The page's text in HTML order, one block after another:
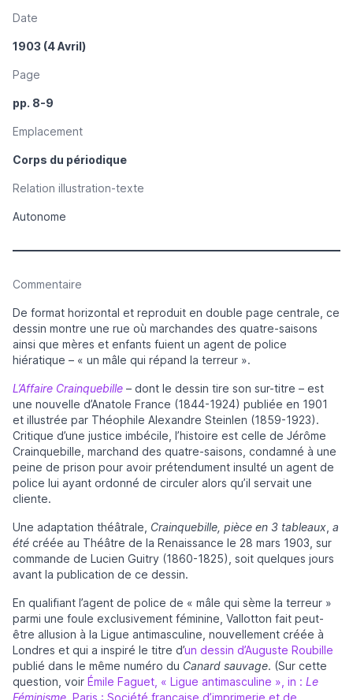
Date
1903 (4 Avril)
Page
pp. 8-9
Emplacement
Corps du périodique
Relation illustration-texte
Autonome
Commentaire
De format horizontal et reproduit en double page centrale, ce
dessin montre une rue où marchandes des quatre-saisons
ainsi que mères et enfants fuient un agent de police
hiératique – « un mâle qui répand la terreur ».
L’Affaire Crainquebille – dont le dessin tire son sur-titre – est
une nouvelle d’Anatole France (1844-1924) publiée en 1901
et illustrée par Théophile Alexandre Steinlen (1859-1923).
Critique d’une justice imbécile, l’histoire est celle de Jérôme
Crainquebille, marchand des quatre-saisons, condamné à une
peine de prison pour avoir prétendument insulté un agent de
police lui ayant ordonné de circuler alors qu’il servait une
cliente.
Une adaptation théâtrale, Crainquebille, pièce en 3 tableaux a
été créée au Théâtre de la Renaissance le 28 mars 1903, sur
commande de Lucien Guitry (1860-1825), soit quelques jours
avant la publication de ce dessin.
En qualifiant l’agent de police de « mâle qui sème la terreur »
parmi une foule exclusivement féminine, Vallotton fait peut-
être allusion à la Ligue antimasculine, nouvellement créée à
Londres et qui a inspiré le titre d’un dessin d’Auguste Roubille
publié dans le même numéro du Canard sauvage. (Sur cette
question, voir Émile Faguet, « Ligue antimasculine », in : Le
Féminisme , Paris : Société française d’imprimerie et de